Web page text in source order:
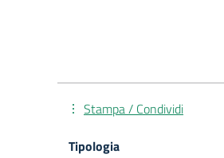
Stampa / Condividi
Tipologia